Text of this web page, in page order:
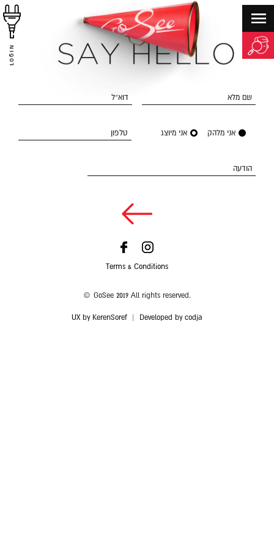
LOGIN
שם מלא דוא״ל
אני מלהק אני מיוצג טלפון
הודעה
Terms & Conditions
© GoSee 2019 All rights reserved.
UX by KerenSoref Developed by codja